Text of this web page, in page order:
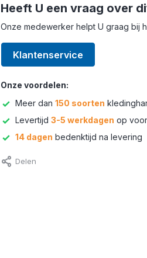
Heeft U een vraag over
Onze medewerker helpt U graag bij
Klantenservice
Onze voordelen:
Meer dan 150 soorten
Levertijd 3-5 werkdagen op
14 dagen bedenktijd na levering
Delen